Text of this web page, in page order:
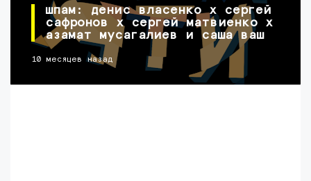
шпам: денис власенко х сергей
сафронов х сергей матвиенко х
азамат мусагалиев и саша ваш
10 месяцев назад